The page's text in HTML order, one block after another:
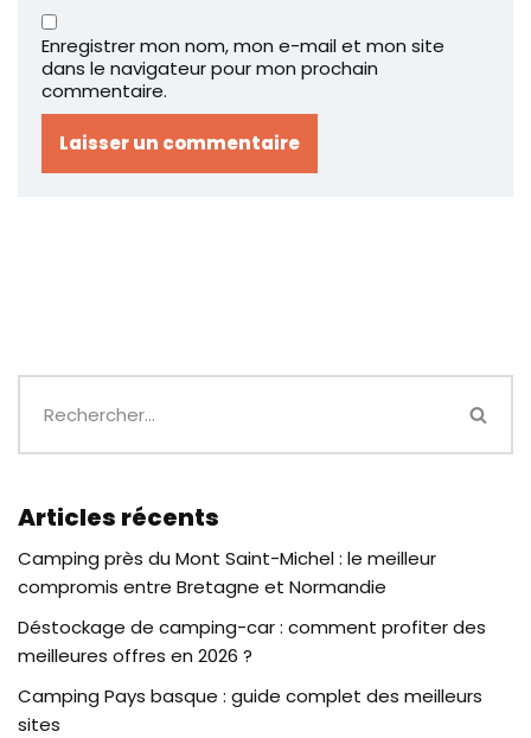
Enregistrer mon nom, mon e-mail et mon site
dans le navigateur pour mon prochain
commentaire.
Articles récents
Camping près du Mont Saint-Michel : le meilleur
compromis entre Bretagne et Normandie
Déstockage de camping-car : comment profiter des
meilleures offres en 2026 ?
Camping Pays basque : guide complet des meilleurs
sites